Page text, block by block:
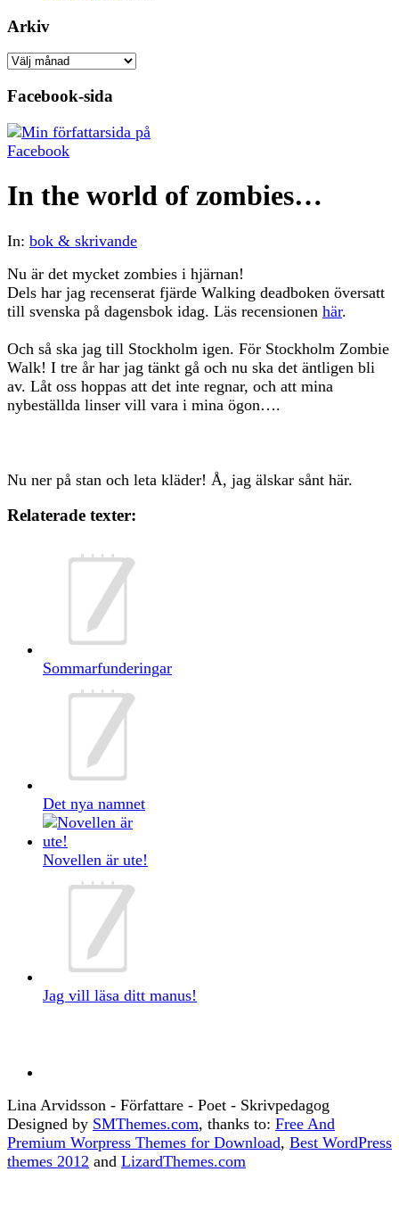
Arkiv
Arkiv
Facebook-sida
In the world of zombies…
In: bok & skrivande
Nu är det mycket zombies i hjärnan!
Dels har jag recenserat fjärde Walking deadboken översatt
till svenska på dagensbok idag. Läs recensionen här.
Och så ska jag till Stockholm igen. För Stockholm Zombie
Walk! I tre år har jag tänkt gå och nu ska det äntligen bli
av. Låt oss hoppas att det inte regnar, och att mina
nybeställda linser vill vara i mina ögon….
Nu ner på stan och leta kläder! Å, jag älskar sånt här.
Relaterade texter:
Sommarfunderingar
Det nya namnet
Novellen är ute!
Jag vill läsa ditt manus!
Lina Arvidsson - Författare - Poet - Skrivpedagog
Designed by SMThemes.com, thanks to: Free And
Premium Worpress Themes for Download, Best WordPress
themes 2012 and LizardThemes.com